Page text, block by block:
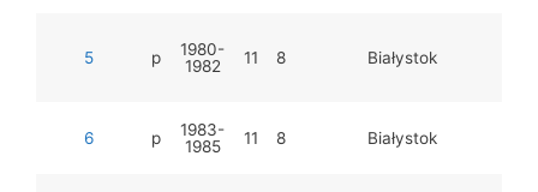
5 p
1980-
1982
11 8 Białystok
6 p
1983-
1985
11 8 Białystok